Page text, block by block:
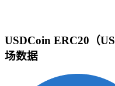
USDCoin ERC20（
场数据